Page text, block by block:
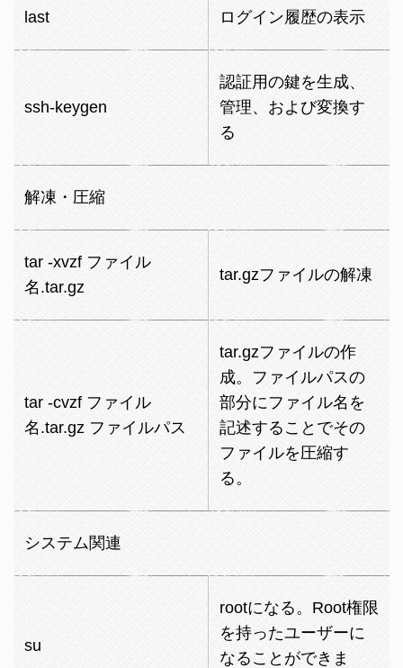
last ログイン履歴の表示
ssh-keygen
認証用の鍵を生成、
管理、および変換す
る
解凍・圧縮
tar -xvzf ファイル
名.tar.gz
tar.gzファイルの解凍
tar -cvzf ファイル
名.tar.gz ファイルパス
tar.gzファイルの作
成。ファイルパスの
部分にファイル名を
記述することでその
ファイルを圧縮す
る。
システム関連
su
rootになる。Root権限
を持ったユーザーに
なることができま